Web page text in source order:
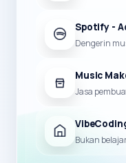
Spotify -
Dengerin
Music
Jasa